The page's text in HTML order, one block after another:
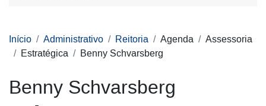
Início Administrativo Reitoria Agenda
Assessoria
Estratégica
Benny Schvarsberg
Benny Schvarsberg